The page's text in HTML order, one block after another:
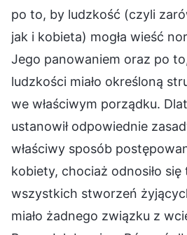
po to, by ludzkość (czyli
jak i kobieta) mogła wieść
Jego panowaniem oraz po
ludzkości miało określoną
we właściwym porządku.
ustanowił odpowiednie
właściwy sposób
kobiety, chociaż odnosiło
wszystkich stworzeń
miało żadnego związku z